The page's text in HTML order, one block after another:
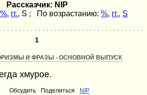
Рассказчик: NIP
%, гг., S ; По возрастанию: %, гг., S
1
И ФРАЗЫ - ОСНОВНОЙ ВЫПУСК
хмурое.
Обсудить Поделиться NIP